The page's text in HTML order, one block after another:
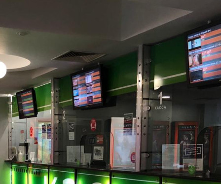
2467
120 000 000 руб.
О помещении